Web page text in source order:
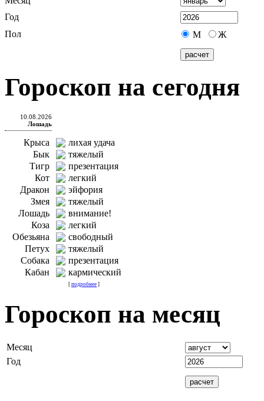
Год
Пол
М Ж
Гороскоп на сегодня
10.08.2026
Лошадь
Крыса
лихая удача
Бык
тяжелый
Тигр
презентация
Кот
легкий
Дракон
эйфория
Змея
тяжелый
Лошадь
внимание!
Коза
легкий
Обезьяна
свободный
Петух
тяжелый
Собака
презентация
Кабан
кармический
[ подробнее ]
Гороскоп на месяц
Месяц
Год